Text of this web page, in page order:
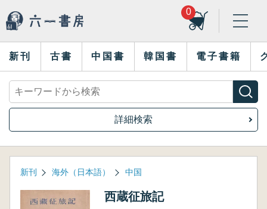
0
新刊 古書 中国書 韓国書 電子書籍
詳細検索
新刊 海外（日本語） 中国
西蔵征旅記